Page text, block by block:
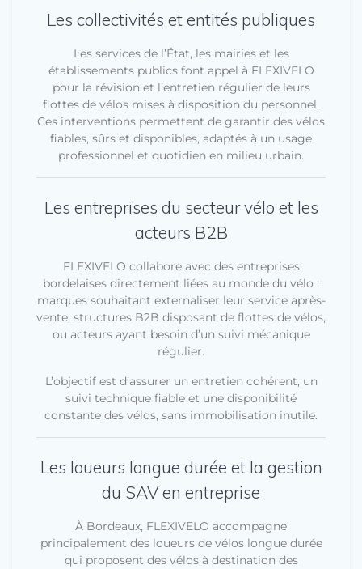
Les collectivités et entités publiques
Les services de l’État, les mairies et les
établissements publics font appel à FLEXIVELO
pour la révision et l’entretien régulier de leurs
flottes de vélos mises à disposition du personnel.
Ces interventions permettent de garantir des vélos
fiables, sûrs et disponibles, adaptés à un usage
professionnel et quotidien en milieu urbain.
Les entreprises du secteur vélo et les
acteurs B2B
FLEXIVELO collabore avec des entreprises
bordelaises directement liées au monde du vélo :
marques souhaitant externaliser leur service après-
vente, structures B2B disposant de flottes de vélos,
ou acteurs ayant besoin d’un suivi mécanique
régulier.
L’objectif est d’assurer un entretien cohérent, un
suivi technique fiable et une disponibilité
constante des vélos, sans immobilisation inutile.
Les loueurs longue durée et la gestion
du SAV en entreprise
À Bordeaux, FLEXIVELO accompagne
principalement des loueurs de vélos longue durée
qui proposent des vélos à destination des